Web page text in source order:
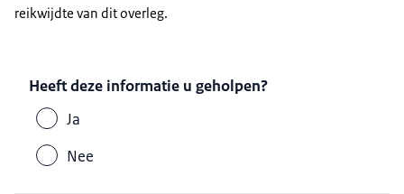
reikwijdte van dit overleg.
Heeft deze informatie u geholpen?
Ja
Nee